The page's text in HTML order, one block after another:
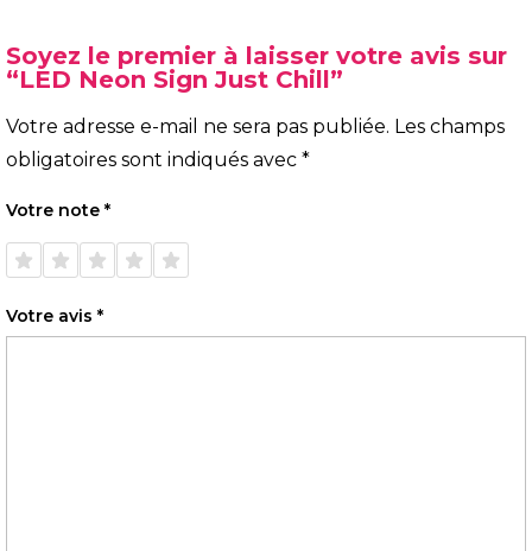
Soyez le premier à laisser votre avis sur
“LED Neon Sign Just Chill”
Votre adresse e-mail ne sera pas publiée. Les champs
obligatoires sont indiqués avec *
Votre note *
1 étoile
sur 5
2 étoiles
sur 5
3 étoiles
sur 5
4 étoiles
sur 5
5 étoiles
sur 5
Votre avis *